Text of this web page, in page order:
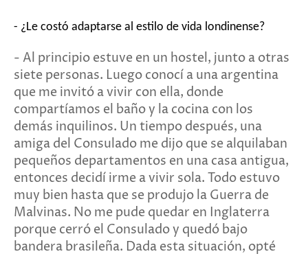
- ¿Le costó adaptarse al estilo de vida londinense?
- Al principio estuve en un hostel, junto a otras
siete personas. Luego conocí a una argentina
que me invitó a vivir con ella, donde
compartíamos el baño y la cocina con los
demás inquilinos. Un tiempo después, una
amiga del Consulado me dijo que se alquilaban
pequeños departamentos en una casa antigua,
entonces decidí irme a vivir sola. Todo estuvo
muy bien hasta que se produjo la Guerra de
Malvinas. No me pude quedar en Inglaterra
porque cerró el Consulado y quedó bajo
bandera brasileña. Dada esta situación, opté